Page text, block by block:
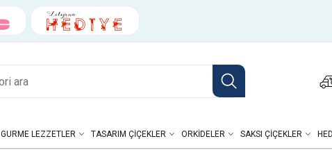
GURME LEZZETLER TASARIM ÇIÇEKLER ORKIDELER SAKSI ÇIÇEKLER